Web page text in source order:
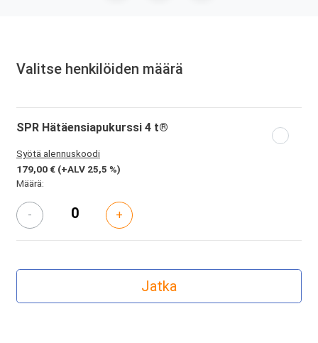
Valitse henkilöiden määrä
SPR Hätäensiapukurssi 4 t®
Syötä alennuskoodi
179,00 € (+ALV 25,5 %)
Määrä:
- +